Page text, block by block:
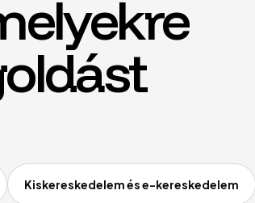
Kiskereskedelem és e-kereskedelem